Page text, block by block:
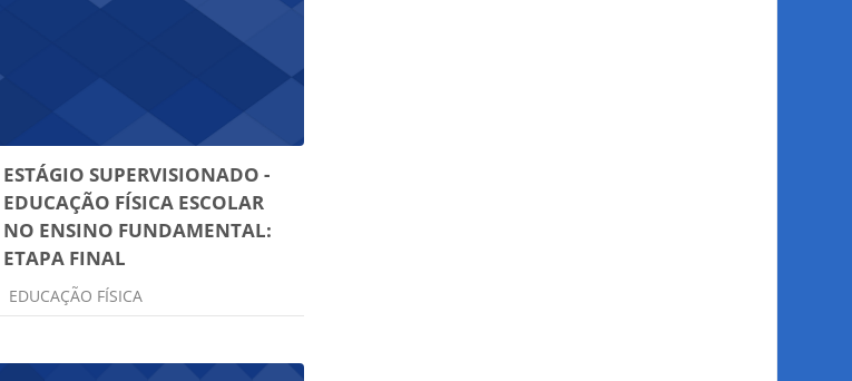
ESTÁGIO SUPERVISIONADO -
EDUCAÇÃO FÍSICA ESCOLAR
NO ENSINO FUNDAMENTAL:
ETAPA FINAL
Categoria do curso
EDUCAÇÃO FÍSICA